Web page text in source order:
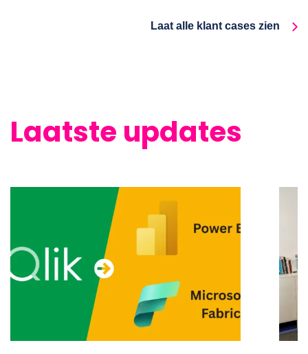
Laat alle klant cases zien
Laatste updates